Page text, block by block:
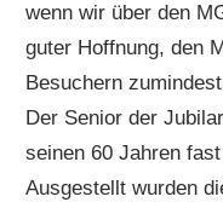
wenn wir über den
guter Hoffnung, den
Besuchern
Der Senior der
seinen 60 Jahren
Ausgestellt wurden